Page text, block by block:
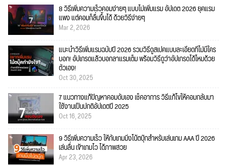
8 วิธีเพิ่มความเร็วคอมง่ายๆ แบบไม่เพิ่มแรม อัปเดต 2026 ยุคแรม
แพง แต่คอมก็ลื่นขึ้นได้ ด้วยวิธีง่ายๆ
Mar 2, 2026
แนะนำวิธีเพิ่มแรมฉบับปี 2026 รวมวิธีดูสเปคแบบละเอียดที่ไม่มีใคร
บอก! อัปเกรดแล้วบอกลาแรมเต็ม พร้อมวิธีดูว่าอัปเกรดได้ไหมด้วย
ตัวเอง!
Oct 30, 2025
7 แนวทางแก้ปัญหาคอมดับเอง เช็คอาการ วิธีแก้ไขให้คอมกลับมา
ใช้งานเป็นปกติอัปเดตปี 2025
Oct 16, 2025
9 วิธีเพิ่มความเร็ว ให้กับเกมมิ่งโน้ตบุ๊กสำหรับเล่นเกม AAA ปี 2026
เล่นลื่น เข้าเกมไว ได้ภาพสวย
Apr 23, 2026